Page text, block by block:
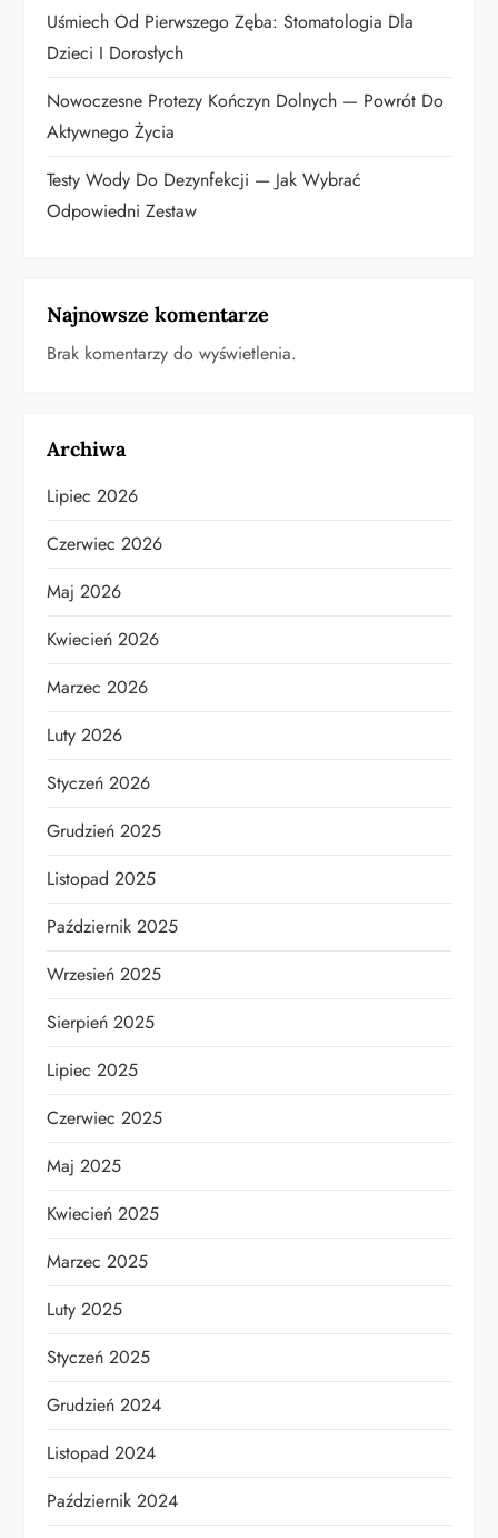
s
u
Uśmiech Od Pierwszego Zęba: Stomatologia Dla
Dzieci I Dorosłych
Nowoczesne Protezy Kończyn Dolnych — Powrót Do
Aktywnego Życia
Testy Wody Do Dezynfekcji — Jak Wybrać
Odpowiedni Zestaw
Najnowsze komentarze
Brak komentarzy do wyświetlenia.
Archiwa
Lipiec 2026
Czerwiec 2026
Maj 2026
Kwiecień 2026
Marzec 2026
Luty 2026
Styczeń 2026
Grudzień 2025
Listopad 2025
Październik 2025
Wrzesień 2025
Sierpień 2025
Lipiec 2025
Czerwiec 2025
Maj 2025
Kwiecień 2025
Marzec 2025
Luty 2025
Styczeń 2025
Grudzień 2024
Listopad 2024
Październik 2024